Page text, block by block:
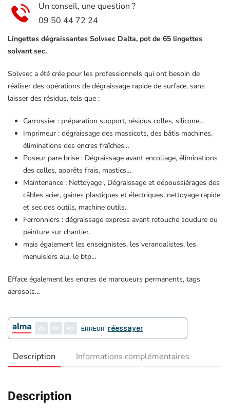
Un conseil, une question ?
09 50 44 72 24
Lingettes dégraissantes Solvsec Dalta, pot de 65 lingettes
solvant sec.
Solvsec a été crée pour les professionnels qui ont besoin de
réaliser des opérations de dégraissage rapide de surface, sans
laisser des résidus, tels que :
Carrossier : préparation support, résidus colles, silicone…
Imprimeur : dégraissage des massicots, des bâtis machines,
éliminations des encres fraîches…
Poseur pare brise : Dégraissage avant encollage, éliminations
des colles, apprêts frais, mastics…
Maintenance : Nettoyage , Dégraissage et dépoussiérages des
câbles acier, gaines plastiques et électriques, nettoyage rapide
et sec des outils, machine outils.
Ferronniers : dégraissage express avant retouche soudure ou
peinture sur chantier.
mais également les enseignistes, les verandalistes, les
menuisiers alu, le btp…
Efface également les encres de marqueurs permanents, tags
aerosols…
2 3 4 ERREUR réessayer
Description Informations complémentaires
Description